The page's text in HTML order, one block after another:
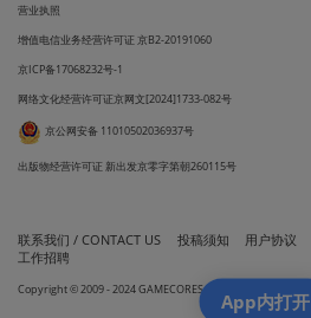
营业执照
增值电信业务经营许可证 京B2-20191060
京ICP备17068232号-1
网络文化经营许可证京网文[2024]1733-082号
京公网安备 11010502036937号
出版物经营许可证 新出发京零字第朝260115号
联系我们 / CONTACT US 投稿须知 用户协议
工作招聘
Copyright © 2009 - 2024 GAMECORES. All Rights Reserved
App内打开